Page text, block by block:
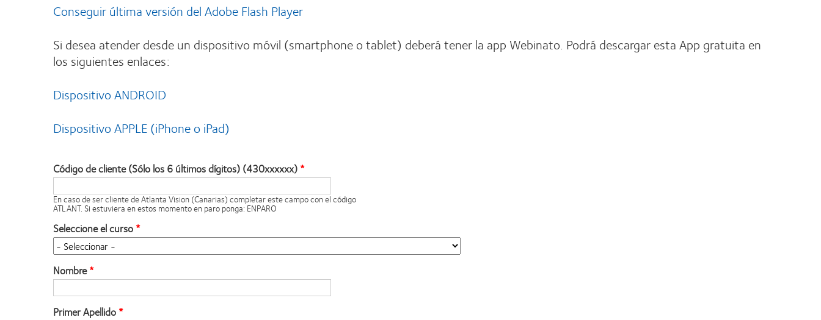
Conseguir última versión del Adobe Flash Player
Si desea atender desde un dispositivo móvil (smartphone o tablet) deberá tener la app Webinato. Podrá descargar esta App gratuita en
los siguientes enlaces:
Dispositivo ANDROID
Dispositivo APPLE (iPhone o iPad)
Código de cliente (Sólo los 6 últimos dígitos) (430xxxxxx)
En caso de ser cliente de Atlanta Vision (Canarias) completar este campo con el código
ATLANT. Si estuviera en estos momento en paro ponga: ENPARO
Seleccione el curso
Nombre
Primer Apellido